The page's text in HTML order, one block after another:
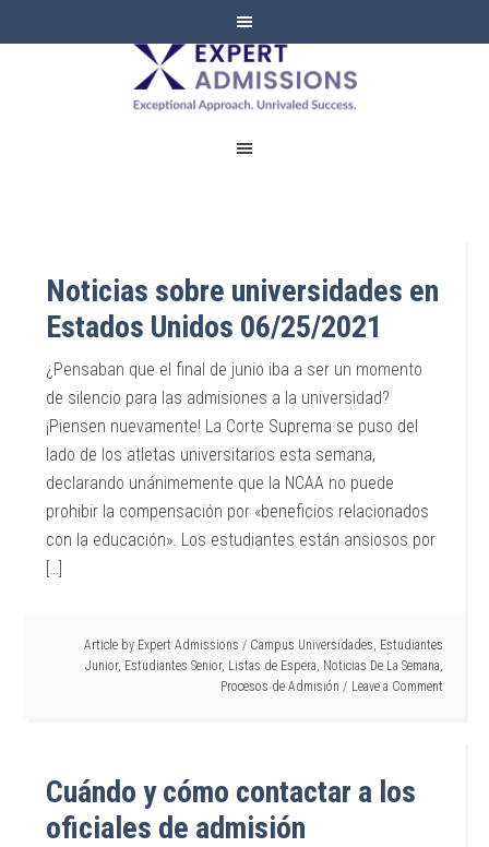
EXPERT
ADMISSIONS
Noticias sobre universidades en
Estados Unidos 06/25/2021
¿Pensaban que el final de junio iba a ser un momento
de silencio para las admisiones a la universidad?
¡Piensen nuevamente! La Corte Suprema se puso del
lado de los atletas universitarios esta semana,
declarando unánimemente que la NCAA no puede
prohibir la compensación por «beneficios relacionados
con la educación». Los estudiantes están ansiosos por
[…]
Article by Expert Admissions / Campus Universidades, Estudiantes
Junior, Estudiantes Senior, Listas de Espera, Noticias De La Semana,
Procesos de Admisión
Leave a Comment
Cuándo y cómo contactar a los
oficiales de admisión